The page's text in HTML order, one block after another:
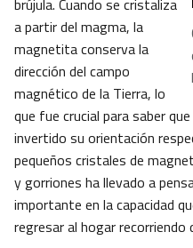
brújula. Cuando se cristaliza
a partir del magma, la
magnetita conserva la
dirección del campo
magnético de la Tierra, lo
que fue crucial para saber
invertido su orientación
pequeños cristales de
y gorriones ha llevado a
importante en la capacidad
regresar al hogar recorriendo